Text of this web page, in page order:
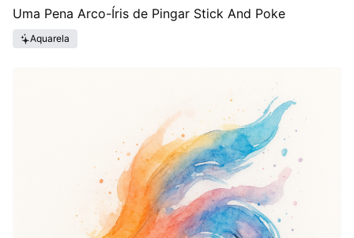
Uma Pena Arco-Íris de Pingar Stick And Poke
Aquarela